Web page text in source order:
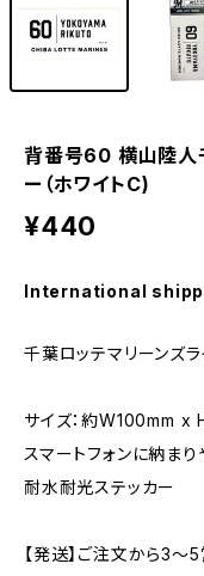
背番号60 横山陸人
ー（ホワイトC)
¥440
International
千葉ロッテマリーンズ
サイズ：約W100mm x
スマートフォンに納ま
耐水耐光ステッカー
【発送】ご注文から3〜